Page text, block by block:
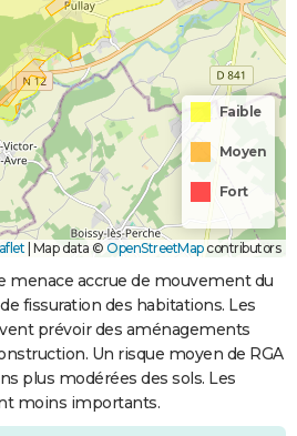
Faible
Moyen
Fort
Map data © OpenStreetMapcontributors
menace accrue de mouvement du
fissuration des habitations. Les
prévoir des aménagements
Un risque moyen de RGA
plus modérées des sols. Les
moins importants.